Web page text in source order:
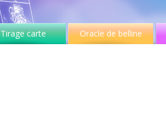
Tirage carte Oracle de belline